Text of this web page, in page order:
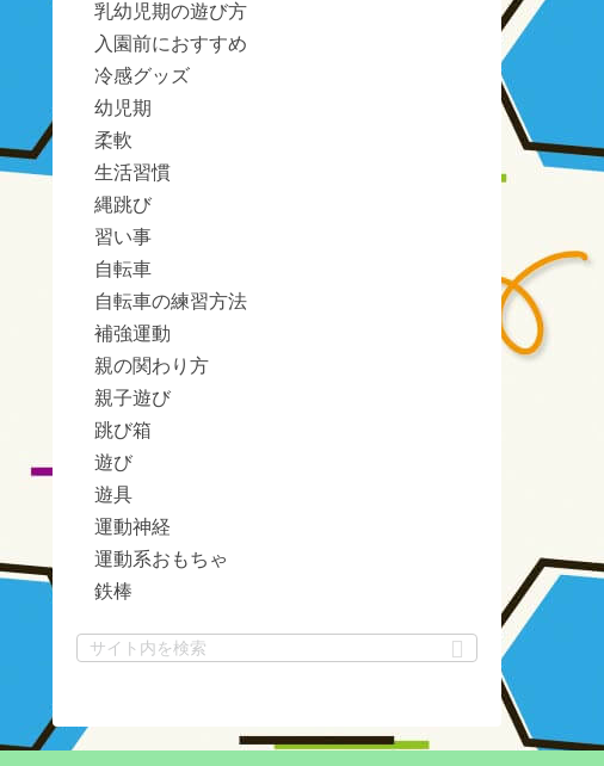
乳幼児期の遊び方
入園前におすすめ
冷感グッズ
幼児期
柔軟
生活習慣
縄跳び
習い事
自転車
自転車の練習方法
補強運動
親の関わり方
親子遊び
跳び箱
遊び
遊具
運動神経
運動系おもちゃ
鉄棒